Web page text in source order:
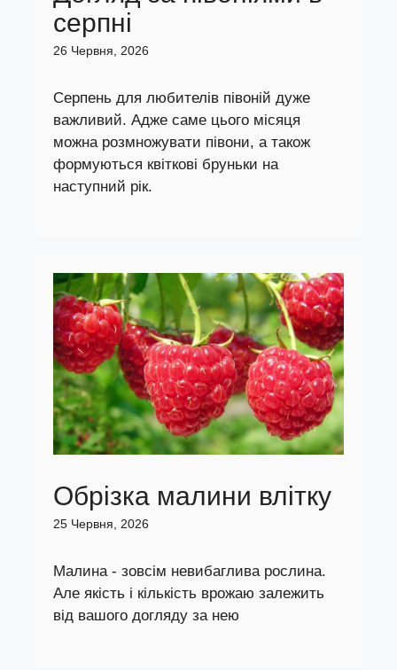
серпні
26 Червня, 2026
Серпень для любителів півоній дуже
важливий. Адже саме цього місяця
можна розмножувати півони, а також
формуються квіткові бруньки на
наступний рік.
Обрізка малини влітку
25 Червня, 2026
Малина - зовсім невибаглива рослина.
Але якість і кількість врожаю залежить
від вашого догляду за нею